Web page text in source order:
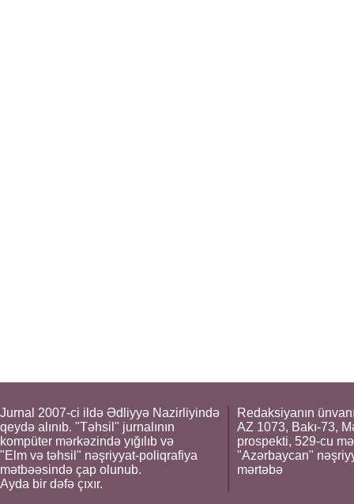
Jurnal 2007-ci ildə Ədliyyə Nazirliyində
qeydə alınıb. "Təhsil" jurnalının
kompüter mərkəzində yığılıb və
"Elm və təhsil" nəşriyyat-poliqrafiya
mətbəəsində çap olunub.
Ayda bir dəfə çıxır.
Redaksiyanın
AZ 1073, Bakı-73,
prospekti, 529-cu
"Azərbaycan"
mərtəbə